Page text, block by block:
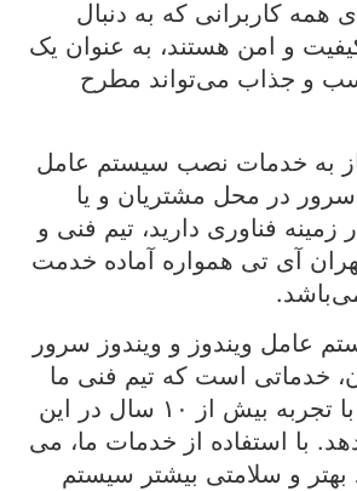
همه کاربرانی که به دنبال
و امن هستند، به عنوان یک
و جذاب می‌تواند مطرح
به خدمات نصب سیستم عامل
سرور در محل مشتریان و یا
فناوری دارید، تیم فنی و
آی تی همواره آماده خدمت
عامل ویندوز و ویندوز سرور
خدماتی است که تیم فنی ما
در تهران آی تی با تجربه بیش از ۱۰ سال در این
با استفاده از خدمات ما، می
بهتر و سلامتی بیشتر سیستم